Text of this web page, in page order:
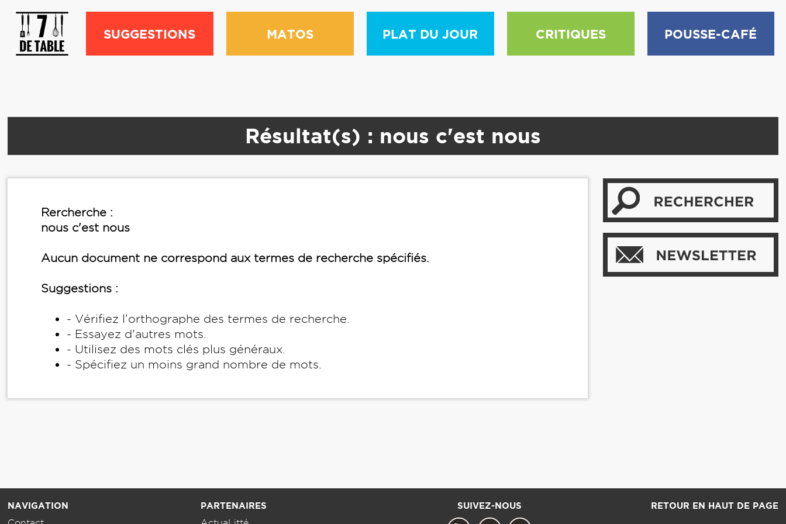
SUGGESTIONS MATOS PLAT DU JOUR CRITIQUES POUSSE-CAFÉ
Résultat(s) : nous c'est nous
Rercherche :
nous c'est nous
Aucun document ne correspond aux termes de recherche spécifiés.
Suggestions :
- Vérifiez l’orthographe des termes de recherche.
- Essayez d'autres mots.
- Utilisez des mots clés plus généraux.
- Spécifiez un moins grand nombre de mots.
NAVIGATION
PARTENAIRES
SUIVEZ-NOUS RETOUR EN HAUT DE PAGE